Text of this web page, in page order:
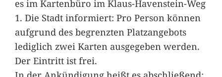
es im Kartenbüro im Klaus-Havenstein-Weg
1. Die Stadt informiert: Pro Person können
aufgrund des begrenzten Platzangebots
lediglich zwei Karten ausgegeben werden.
Der Eintritt ist frei.